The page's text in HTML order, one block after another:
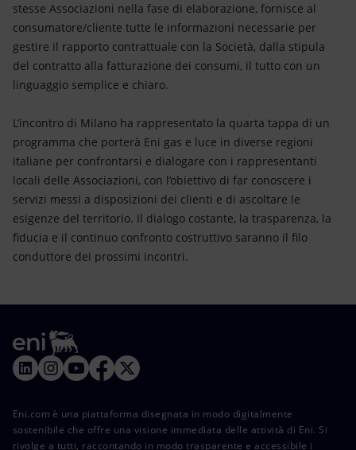
stesse Associazioni nella fase di elaborazione, fornisce al
consumatore/cliente tutte le informazioni necessarie per
gestire il rapporto contrattuale con la Società, dalla stipula
del contratto alla fatturazione dei consumi, il tutto con un
linguaggio semplice e chiaro.
L’incontro di Milano ha rappresentato la quarta tappa di un
programma che porterà Eni gas e luce in diverse regioni
italiane per confrontarsi e dialogare con i rappresentanti
locali delle Associazioni, con l’obiettivo di far conoscere i
servizi messi a disposizioni dei clienti e di ascoltare le
esigenze del territorio. Il dialogo costante, la trasparenza, la
fiducia e il continuo confronto costruttivo saranno il filo
conduttore dei prossimi incontri.
Eni.com è una piattaforma disegnata in modo digitalmente
sostenibile che offre una visione immediata delle attività di Eni. Si
rivolge a tutti, raccontando in modo trasparente e accessibile i